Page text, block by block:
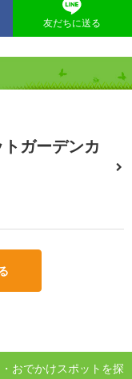
友だちに送る
ガーデンカ
おでかけスポットを探